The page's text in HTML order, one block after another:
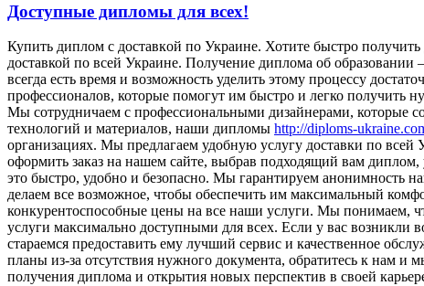
Доступные дипломы для всех!
Купить диплoм с дoстaвкoй пo Украине. Хотите быстро
доставкой по всей Украине. Получение диплома об
всегда есть время и возможность уделить этому процессу
профессионалов, которые помогут им быстро и легко получить
Мы сотрудничаем с профессиональными дизайнерами, которые
технологий и материалов, наши дипломы http://diploms-
организациях. Мы предлагаем удобную услугу доставки по
оформить заказ на нашем сайте, выбрав подходящий вам диплом,
это быстро, удобно и безопасно. Мы гарантируем анонимность
делаем все возможное, чтобы обеспечить им максимальный
конкурентоспособные цены на все наши услуги. Мы понимаем,
услуги максимально доступными для всех. Если у вас
стараемся предоставить ему лучший сервис и качественное
планы из-за отсутствия нужного документа, обратитесь к нам
получения диплома и открытия новых перспектив в своей